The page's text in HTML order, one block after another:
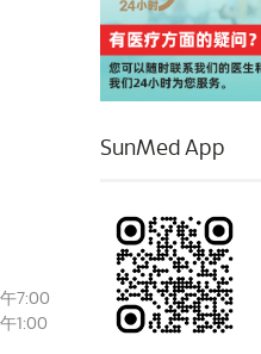
7:00
1:00
SunMed App